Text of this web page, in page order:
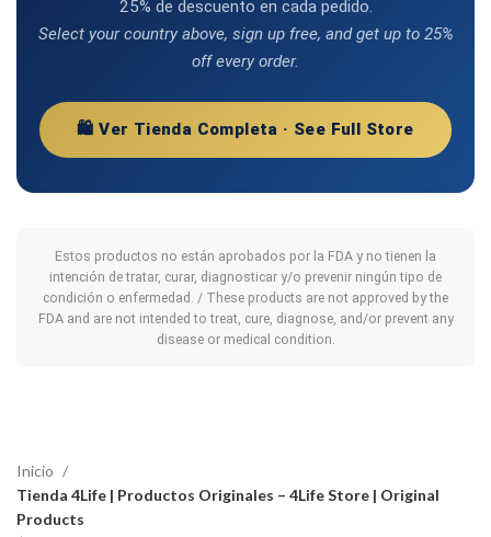
25% de descuento en cada pedido.
Select your country above, sign up free, and get up to 25%
off every order.
🛍️ Ver Tienda Completa · See Full Store
Estos productos no están aprobados por la FDA y no tienen la
intención de tratar, curar, diagnosticar y/o prevenir ningún tipo de
condición o enfermedad. / These products are not approved by the
FDA and are not intended to treat, cure, diagnose, and/or prevent any
disease or medical condition.
Inicio
Tienda 4Life | Productos Originales – 4Life Store | Original
Products